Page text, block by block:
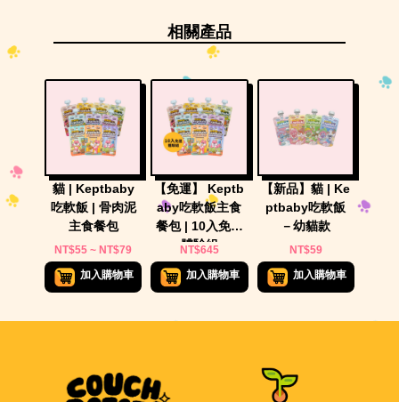
相關產品
貓 | Keptbaby
吃軟飯 | 骨肉泥
主食餐包
NT$55 ~ NT$79
加入購物車
【免運】 Keptb
aby吃軟飯主食
餐包 | 10入免運
體驗組
NT$645
加入購物車
【新品】貓 | Ke
ptbaby吃軟飯
－幼貓款
NT$59
加入購物車